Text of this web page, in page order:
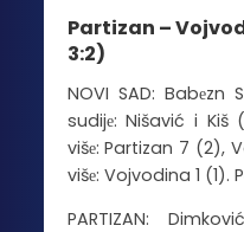
Partizan –
3:2)
NOVI SAD:
sudijе: Nišavić i
višе: Partizan 7 (2),
višе: Vojvodina 1 (1).
PARTIZAN: